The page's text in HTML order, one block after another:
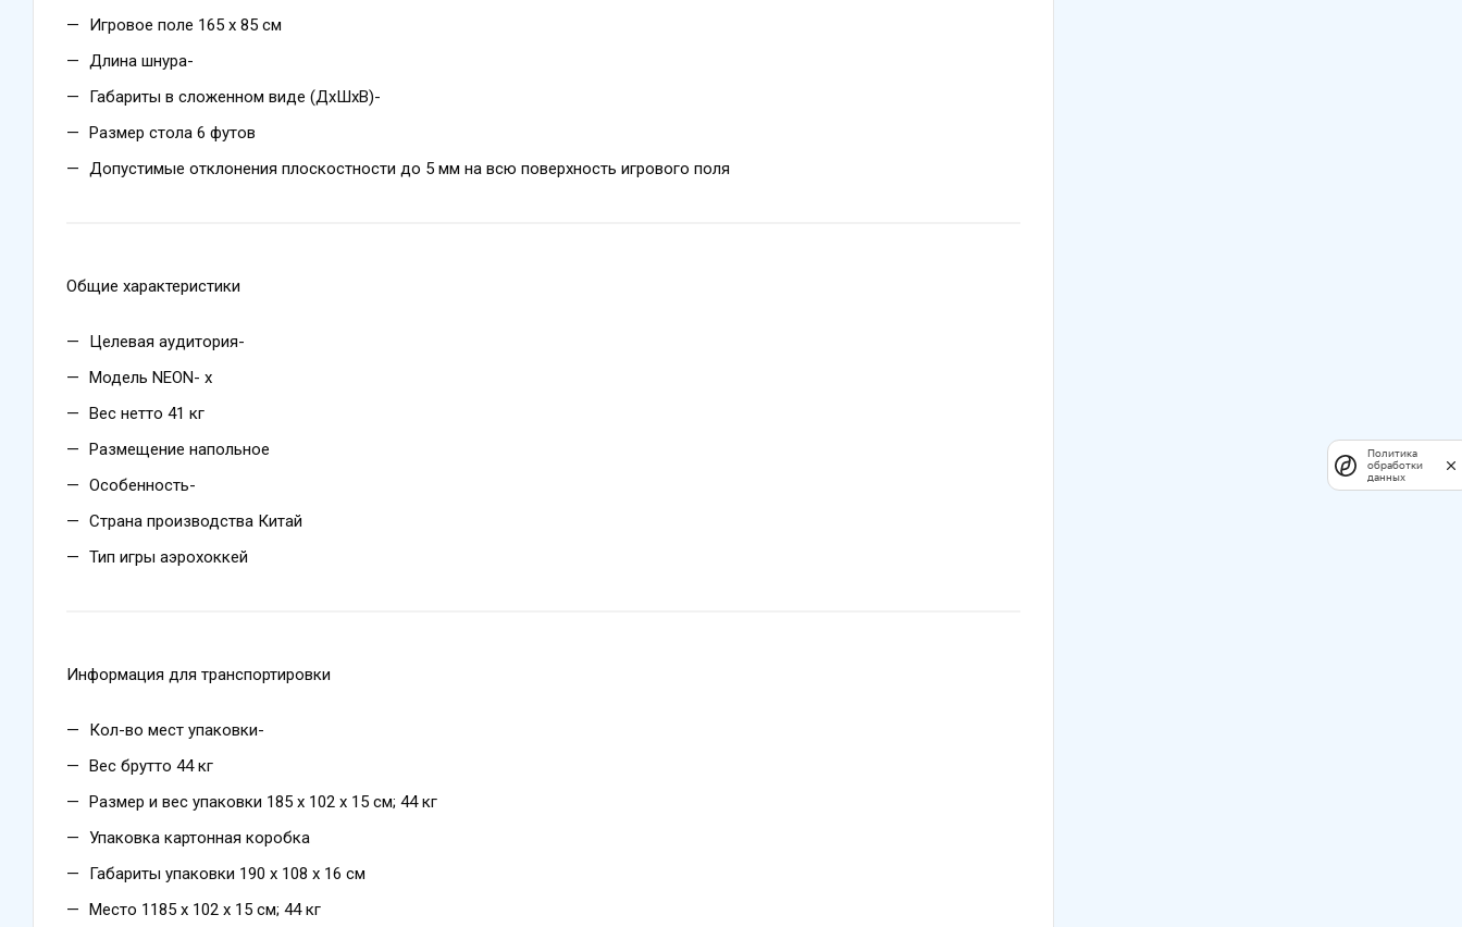
Игровое поле 165 х 85 см
Длина шнура-
Габариты в сложенном виде (ДхШхВ)-
Размер стола 6 футов
Допустимые отклонения плоскостности до 5 мм на всю поверхность игрового поля
Общие характеристики
Целевая аудитория-
Модель NEON- х
Вес нетто 41 кг
Размещение напольное
Особенность-
Страна производства Китай
Тип игры аэрохоккей
Информация для транспортировки
Кол-во мест упаковки-
Вес брутто 44 кг
Размер и вес упаковки 185 х 102 х 15 см; 44 кг
Упаковка картонная коробка
Габариты упаковки 190 х 108 х 16 см
Место 1185 х 102 х 15 см; 44 кг
Политика
обработки
данных